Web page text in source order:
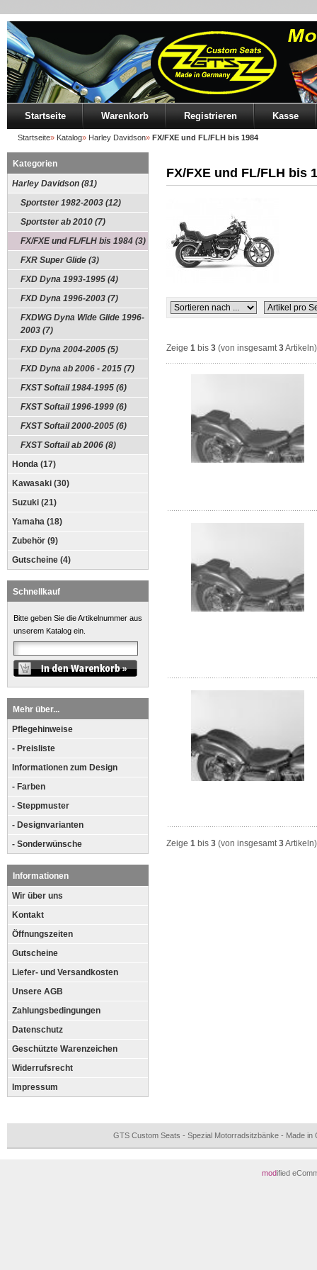
Startseite Warenkorb Registrieren Kasse
Startseite» Katalog» Harley Davidson» FX/FXE und FL/FLH bis 1984
Kategorien
Harley Davidson (81)
Sportster 1982-2003 (12)
Sportster ab 2010 (7)
FX/FXE und FL/FLH bis 1984 (3)
FXR Super Glide (3)
FXD Dyna 1993-1995 (4)
FXD Dyna 1996-2003 (7)
FXDWG Dyna Wide Glide 1996-
2003 (7)
FXD Dyna 2004-2005 (5)
FXD Dyna ab 2006 - 2015 (7)
FXST Softail 1984-1995 (6)
FXST Softail 1996-1999 (6)
FXST Softail 2000-2005 (6)
FXST Softail ab 2006 (8)
Honda (17)
Kawasaki (30)
Suzuki (21)
Yamaha (18)
Zubehör (9)
Gutscheine (4)
Schnellkauf
Bitte geben Sie die Artikelnummer aus
unserem Katalog ein.
Mehr über...
Pflegehinweise
- Preisliste
Informationen zum Design
- Farben
- Steppmuster
- Designvarianten
- Sonderwünsche
Informationen
Wir über uns
Kontakt
Öffnungszeiten
Gutscheine
Liefer- und Versandkosten
Unsere AGB
Zahlungsbedingungen
Datenschutz
Geschützte Warenzeichen
Widerrufsrecht
Impressum
FX/FXE und FL/FLH bis
Zeige 1 bis 3 (von insgesamt3Artikeln)
Zeige 1 bis 3 (von insgesamt3Artikeln)
GTS Custom Seats - Spezial Motorradsitzbänke - Made
modified